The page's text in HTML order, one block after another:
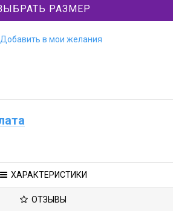
РАЗМЕР
Добавить в мои желания
ХАРАКТЕРИСТИКИ
ОТЗЫВЫ